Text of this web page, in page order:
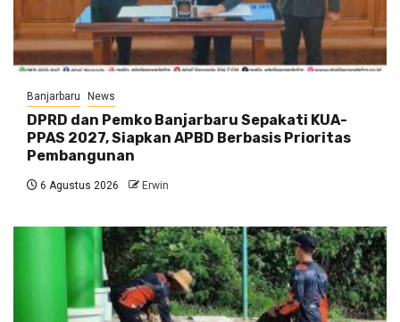
Banjarbaru News
DPRD dan Pemko Banjarbaru Sepakati KUA-
PPAS 2027, Siapkan APBD Berbasis Prioritas
Pembangunan
6 Agustus 2026 Erwin